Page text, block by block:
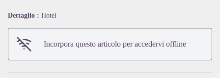
Dettaglio : Hotel
Incorpora questo articolo per accedervi offline